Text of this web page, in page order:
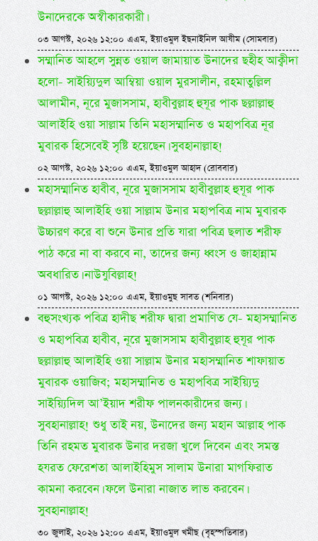
উনাদেরকে অস্বীকারকারী।
০৩ আগস্ট, ২০২৬ ১২:০০ এএম, ইয়াওমুল ইছনাইনিল আযীম (সোমবার)
সম্মানিত আহলে সুন্নত ওয়াল জামায়াত উনাদের ছহীহ আক্বীদা
হলো- সাইয়্যিদুল আম্বিয়া ওয়াল মুরসালীন, রহমাতুল্লিল
আলামীন, নূরে মুজাসসাম, হাবীবুল্লাহ হুযূর পাক ছল্লাল্লাহু
আলাইহি ওয়া সাল্লাম তিনি মহাসম্মানিত ও মহাপবিত্র নূর
মুবারক হিসেবেই সৃষ্টি হয়েছেন। সুবহানাল্লাহ!
০২ আগস্ট, ২০২৬ ১২:০০ এএম, ইয়াওমুল আহাদ (রোববার)
মহাসম্মানিত হাবীব, নূরে মুজাসসাম হাবীবুল্লাহ হুযূর পাক
ছল্লাল্লাহু আলাইহি ওয়া সাল্লাম উনার মহাপবিত্র নাম মুবারক
উচ্চারণ করে বা শুনে উনার প্রতি যারা পবিত্র ছলাত শরীফ
পাঠ করে না বা করবে না, তাদের জন্য ধ্বংস ও জাহান্নাম
অবধারিত। নাউযুবিল্লাহ!
০১ আগস্ট, ২০২৬ ১২:০০ এএম, ইয়াওমুছ সাবত (শনিবার)
বহুসংখ্যক পবিত্র হাদীছ শরীফ দ্বারা প্রমাণিত যে- মহাসম্মানিত
ও মহাপবিত্র হাবীব, নূরে মুজাসসাম হাবীবুল্লাহ হুযূর পাক
ছল্লাল্লাহু আলাইহি ওয়া সাল্লাম উনার মহাসম্মানিত শাফায়াত
মুবারক ওয়াজিব; মহাসম্মানিত ও মহাপবিত্র সাইয়্যিদু
সাইয়্যিদিল আ’ইয়াদ শরীফ পালনকারীদের জন্য।
সুবহানাল্লাহ! শুধু তাই নয়, উনাদের জন্য মহান আল্লাহ পাক
তিনি রহমত মুবারক উনার দরজা খুলে দিবেন এবং সমস্ত
হযরত ফেরেশতা আলাইহিমুস সালাম উনারা মাগফিরাত
কামনা করবেন। ফলে উনারা নাজাত লাভ করবেন।
সুবহানাল্লাহ!
৩০ জুলাই, ২০২৬ ১২:০০ এএম, ইয়াওমুল খমীছ (বৃহস্পতিবার)